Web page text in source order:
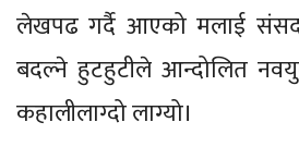
लेखपढ गर्दै आएको मलाई
बदल्ने हुटहुटीले आन्दोलित
कहालीलाग्दो लाग्यो।